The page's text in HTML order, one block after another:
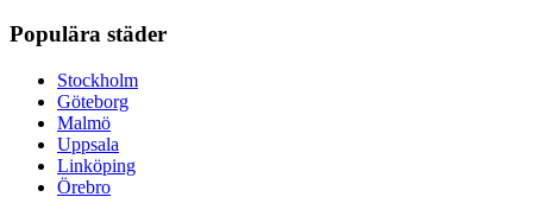
Populära städer
Stockholm
Göteborg
Malmö
Uppsala
Linköping
Örebro